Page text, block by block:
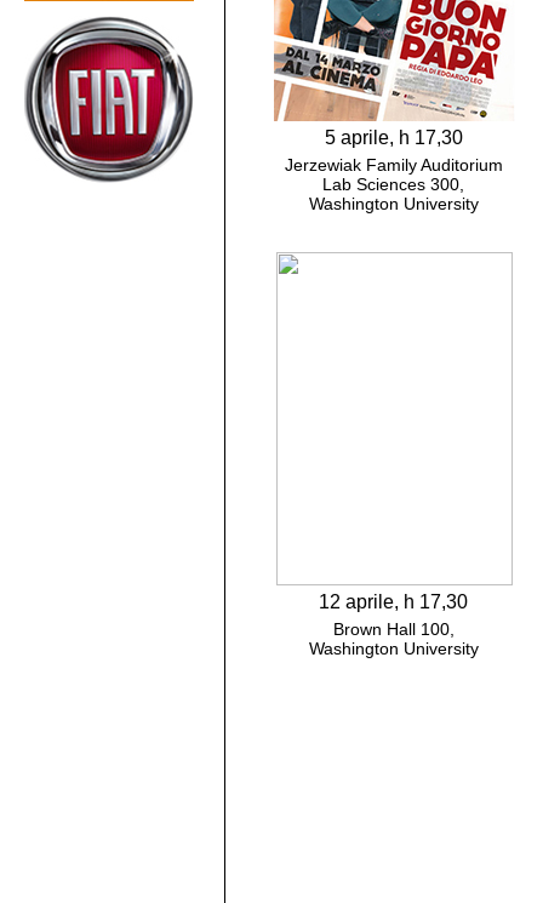
5 aprile, h 17,30
Jerzewiak Family Auditorium
Lab Sciences 300,
Washington University
12 aprile, h 17,30
Brown Hall 100,
Washington University